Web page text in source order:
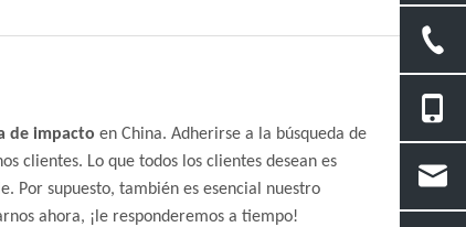
de impacto en China. Adherirse a la búsqueda de
clientes. Lo que todos los clientes desean es
Por supuesto, también es esencial nuestro
ahora, ¡le responderemos a tiempo!